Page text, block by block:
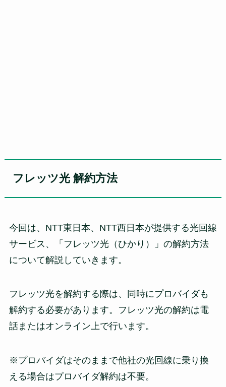
フレッツ光 解約方法
今回は、NTT東日本、NTT西日本が提供する光回線
サービス、「フレッツ光（ひかり）」の解約方法
について解説していきます。
フレッツ光を解約する際は、同時にプロバイダも
解約する必要があります。フレッツ光の解約は電
話またはオンライン上で行います。
※プロバイダはそのままで他社の光回線に乗り換
える場合はプロバイダ解約は不要。